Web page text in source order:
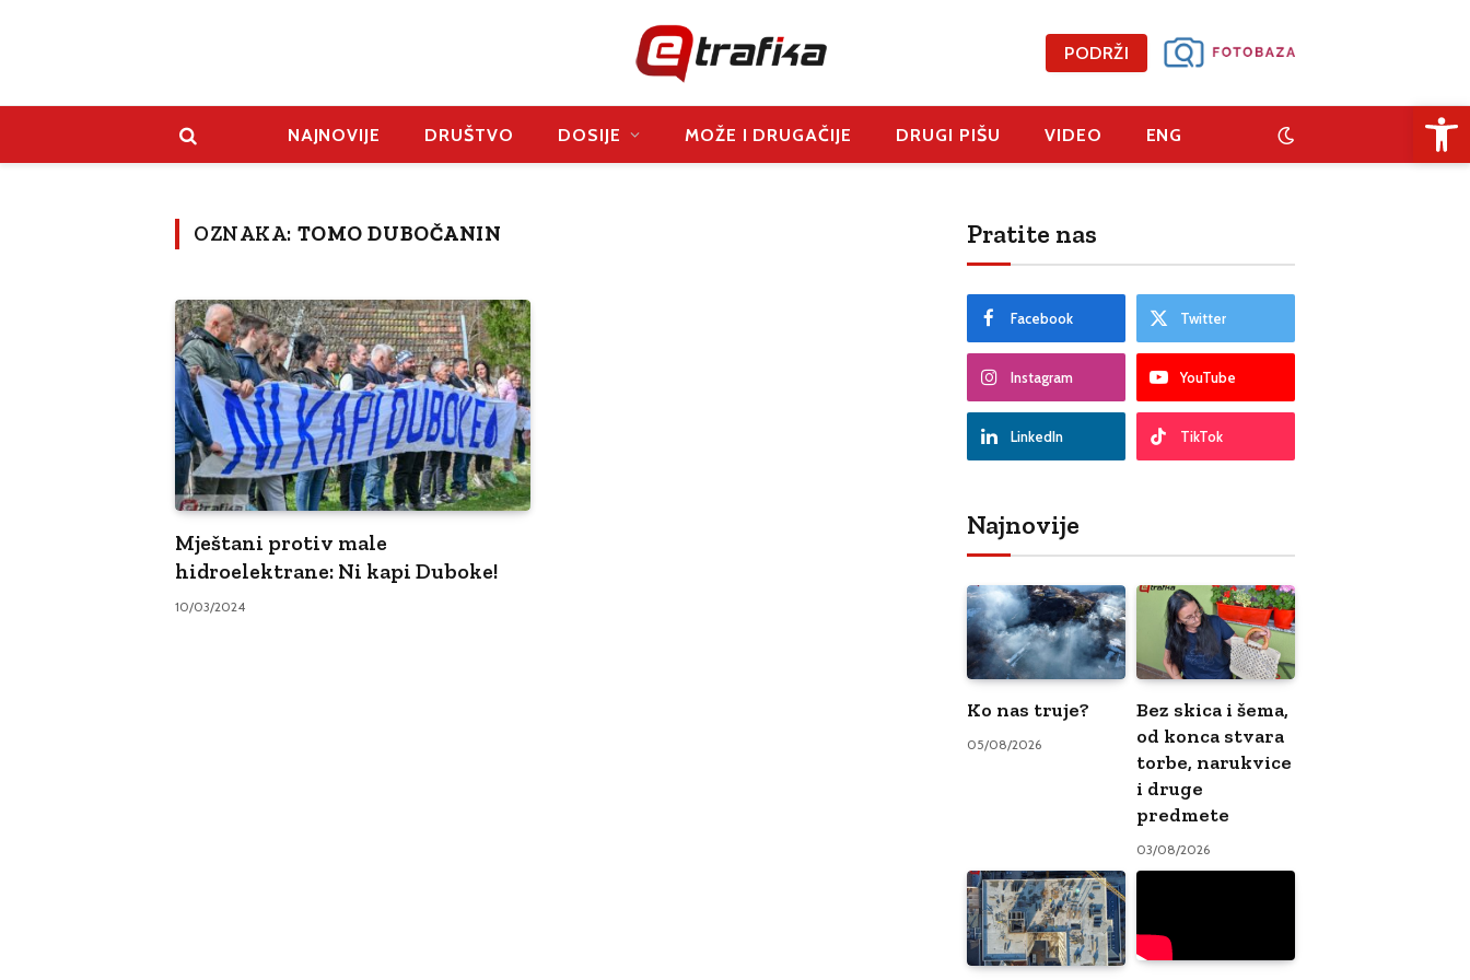
PODRŽI
NAJNOVIJE DRUŠTVO DOSIJE MOŽE I DRUGAČIJE DRUGI PIŠU VIDEO ENG
OZNAKA: TOMO DUBOČANIN
Mještani protiv male
hidroelektrane: Ni kapi Duboke!
10/03/2024
Pratite nas
Facebook Twitter
Instagram YouTube
LinkedIn TikTok
Najnovije
Ko nas truje?
05/08/2026
Bez skica i šema,
od konca stvara
torbe, narukvice
i druge
predmete
03/08/2026